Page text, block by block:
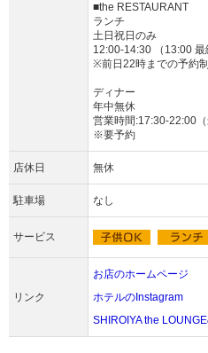
■the RESTAURANT
ランチ
⼟⽇祝⽇のみ
12:00-14:30 （13:00 最
※前日22時までの予約制
ディナー
年中無休
営業時間:17:30-22:00（
※要予約
店休日 無休
駐車場 なし
サービス
リンク
お店のホームページ
ホテルのInstagram
SHIROIYA the